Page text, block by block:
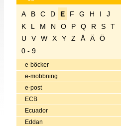
A B C D E F G H I
J
K
L M N O P Q R S
T
U
V W X Y Z Å Ä
Ö
0 - 9
e-böcker
e-mobbning
e-post
ECB
Ecuador
Eddan